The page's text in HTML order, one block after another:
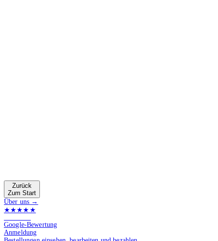
Zurück
Zum Start
Über uns →
★★★★★
Google-Bewertung
Anmeldung